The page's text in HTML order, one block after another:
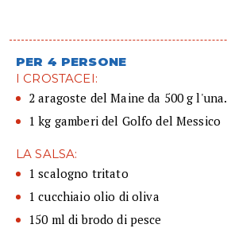
PER 4 PERSONE
I CROSTACEI:
2 aragoste del Maine da 500 g l'una.
1 kg gamberi del Golfo del Messico
LA SALSA:
1 scalogno tritato
1 cucchiaio olio di oliva
150 ml di brodo di pesce